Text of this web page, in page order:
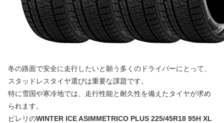
冬の路面で安全に走行したいと願う多くのドライバーにとって、
スタッドレスタイヤ選びは重要な課題です。
特に雪国や寒冷地では、走行性能と耐久性を備えたタイヤが求め
られます。
ピレリのWINTER ICE ASIMMETRICO PLUS 225/45R18 95H XL